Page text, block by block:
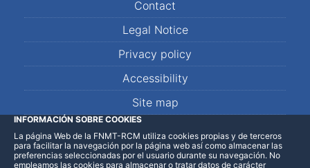
Contact
Legal Notice
Privacy policy
Accessibility
Site map
LinkedInFacebookWhatsApp
INFORMACIÓN SOBRE COOKIES
La página Web de la FNMT-RCM utiliza cookies propias y de terceros
para facilitar la navegación por la página web así como almacenar las
preferencias seleccionadas por el usuario durante su navegación. No
empleamos las cookies para almacenar o tratar datos de carácter